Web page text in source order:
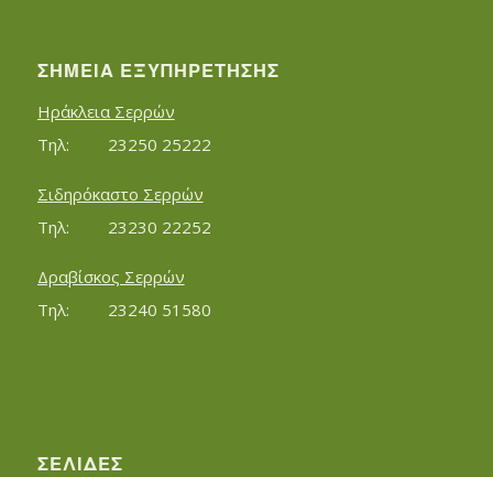
ΣΗΜΕΊΑ ΕΞΥΠΗΡΈΤΗΣΗΣ
Ηράκλεια Σερρών
Τηλ:		23250 25222
Σιδηρόκαστο Σερρών
Τηλ:		23230 22252
Δραβίσκος Σερρών
Τηλ:		23240 51580
ΣΕΛΊΔΕΣ